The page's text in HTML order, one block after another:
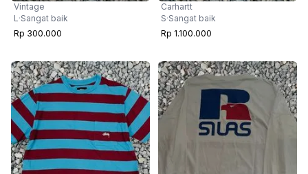
Vintage
L ·Sangat baik
Rp 300.000
Carhartt
S·Sangat baik
Rp 1.100.000